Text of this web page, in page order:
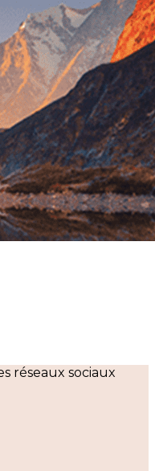
affichées
réseaux sociaux